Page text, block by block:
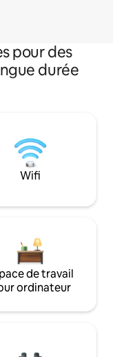
pour des
durée
Wifi
de travail
ordinateur